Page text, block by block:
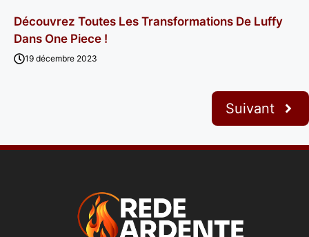
Découvrez Toutes Les Transformations De Luffy
Dans One Piece !
19 décembre 2023
Suivant